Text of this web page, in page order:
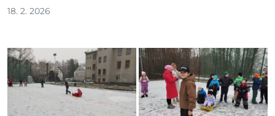
18. 2. 2026